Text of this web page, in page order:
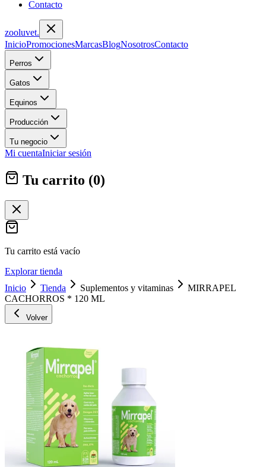
Contacto
zooluvet.
InicioPromocionesMarcasBlogNosotrosContacto
Perros
Gatos
Equinos
Producción
Tu negocio
Mi cuentaIniciar sesión
Tu carrito (0)
Tu carrito está vacío
Explorar tienda
Inicio
Tienda Suplementos y vitaminas
MIRRAPEL
CACHORROS * 120 ML
Volver